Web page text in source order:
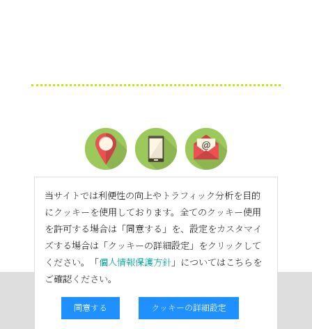
当サイトでは利便性の向上やトラフィック分析を目的
にクッキーを使用しております。全てのクッキー使用
を許可する場合は「同意する」を、設定をカスタマイ
ズする場合は「クッキーの詳細設定」をクリックして
ください。「個人情報保護方針 」についてはこちらを
ご確認ください。
同意する クッキーの詳細設定